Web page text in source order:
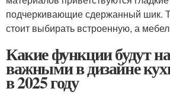
подчеркивающие сдержанный шик.
стоит выбирать встроенную, а
Какие функции будут
важными в дизайне
в 2025 году